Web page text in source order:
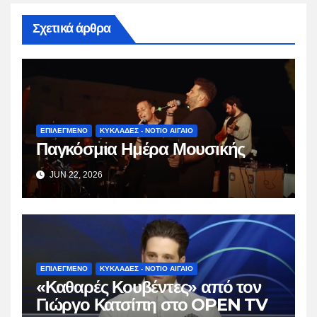
Σχετικά άρθρα
ΕΠΙΛΕΓΜΕΝΟ ΚΥΚΛΑΔΕΣ - ΝΟΤΙΟ ΑΙΓΑΙΟ
Παγκόσμια Ημέρα Μουσικής
JUN 22, 2026
ΕΠΙΛΕΓΜΕΝΟ ΚΥΚΛΑΔΕΣ - ΝΟΤΙΟ ΑΙΓΑΙΟ
«Καθαρές Κουβέντες» από τον
Γιώργο Κατσίπη στο OPEN TV